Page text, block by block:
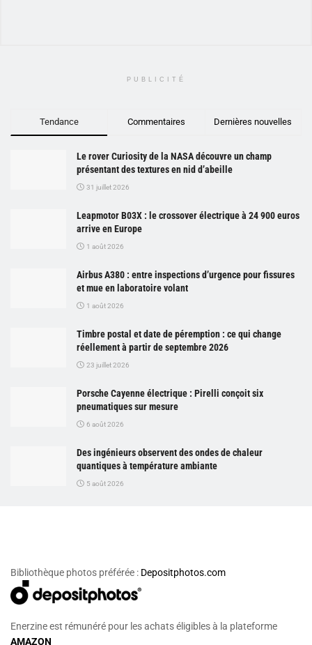
PUBLICITÉ
Tendance Commentaires Dernières nouvelles
Le rover Curiosity de la NASA découvre un champ
présentant des textures en nid d’abeille
31 juillet 2026
Leapmotor B03X : le crossover électrique à 24 900 euros
arrive en Europe
1 août 2026
Airbus A380 : entre inspections d’urgence pour fissures
et mue en laboratoire volant
1 août 2026
Timbre postal et date de péremption : ce qui change
réellement à partir de septembre 2026
23 juillet 2026
Porsche Cayenne électrique : Pirelli conçoit six
pneumatiques sur mesure
6 août 2026
Des ingénieurs observent des ondes de chaleur
quantiques à température ambiante
5 août 2026
Bibliothèque photos préférée : Depositphotos.com
Enerzine est rémunéré pour les achats éligibles à la plateforme
AMAZON